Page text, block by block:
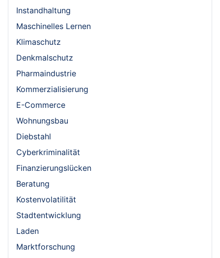
Instandhaltung
Maschinelles Lernen
Klimaschutz
Denkmalschutz
Pharmaindustrie
Kommerzialisierung
E-Commerce
Wohnungsbau
Diebstahl
Cyberkriminalität
Finanzierungslücken
Beratung
Kostenvolatilität
Stadtentwicklung
Laden
Marktforschung